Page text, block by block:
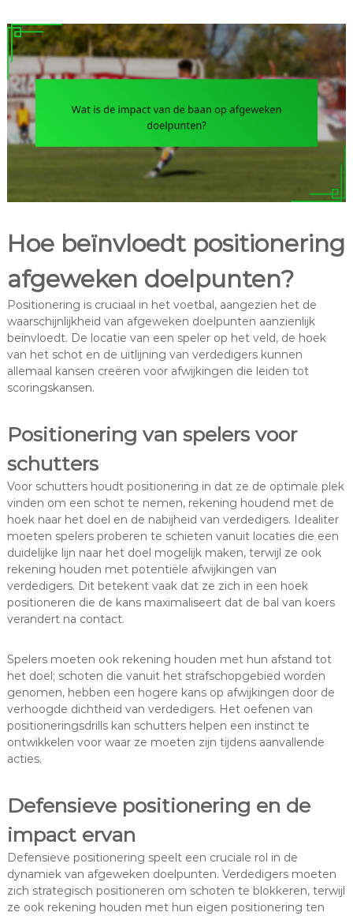
Hoe beïnvloedt positionering
afgeweken doelpunten?
Positionering is cruciaal in het voetbal, aangezien het de
waarschijnlijkheid van afgeweken doelpunten aanzienlijk
beïnvloedt. De locatie van een speler op het veld, de hoek
van het schot en de uitlijning van verdedigers kunnen
allemaal kansen creëren voor afwijkingen die leiden tot
scoringskansen.
Positionering van spelers voor
schutters
Voor schutters houdt positionering in dat ze de optimale plek
vinden om een schot te nemen, rekening houdend met de
hoek naar het doel en de nabijheid van verdedigers. Idealiter
moeten spelers proberen te schieten vanuit locaties die een
duidelijke lijn naar het doel mogelijk maken, terwijl ze ook
rekening houden met potentiële afwijkingen van
verdedigers. Dit betekent vaak dat ze zich in een hoek
positioneren die de kans maximaliseert dat de bal van koers
verandert na contact.
Spelers moeten ook rekening houden met hun afstand tot
het doel; schoten die vanuit het strafschopgebied worden
genomen, hebben een hogere kans op afwijkingen door de
verhoogde dichtheid van verdedigers. Het oefenen van
positioneringsdrills kan schutters helpen een instinct te
ontwikkelen voor waar ze moeten zijn tijdens aanvallende
acties.
Defensieve positionering en de
impact ervan
Defensieve positionering speelt een cruciale rol in de
dynamiek van afgeweken doelpunten. Verdedigers moeten
zich strategisch positioneren om schoten te blokkeren, terwijl
ze ook rekening houden met hun eigen positionering ten